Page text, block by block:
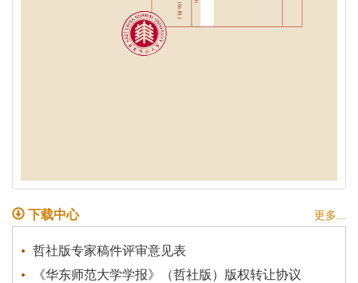
下载中心 更多...
哲社版专家稿件评审意见表
《华东师范大学学报》（哲社版）版权转让协议